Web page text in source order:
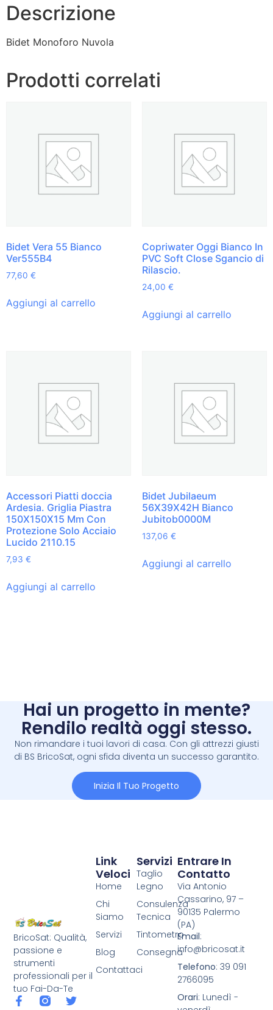
Descrizione
Bidet Monoforo Nuvola
Prodotti correlati
Bidet Vera 55 Bianco
Ver555B4
77,60 €
Aggiungi al carrello
Copriwater Oggi Bianco In
PVC Soft Close Sgancio di
Rilascio.
24,00 €
Aggiungi al carrello
Accessori Piatti doccia
Ardesia. Griglia Piastra
150X150X15 Mm Con
Protezione Solo Acciaio
Lucido 2110.15
7,93 €
Aggiungi al carrello
Bidet Jubilaeum
56X39X42H Bianco
Jubitob0000M
137,06 €
Aggiungi al carrello
Hai un progetto in mente?
Rendilo realtà oggi stesso.
Non rimandare i tuoi lavori di casa. Con gli attrezzi giusti
di BS BricoSat, ogni sfida diventa un successo garantito.
Inizia Il Tuo Progetto
BricoSat: Qualità,
passione e
strumenti
professionali per il
tuo Fai-Da-Te
Servizi
Taglio
Legno
Consulenza
Tecnica
Tintometro
Consegna
Link
Veloci
Home
Chi
Siamo
Servizi
Blog
Contattaci
Entrare In
Contatto
Via Antonio
Cassarino, 97 –
90135 Palermo
(PA)
Email:
info@bricosat.it
Telefono: 39 091
2766095
Orari: Lunedì -